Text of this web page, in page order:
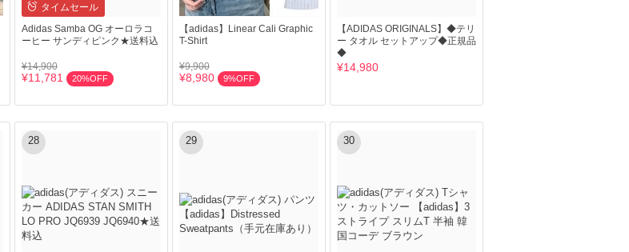
タイムセール
Adidas Samba OG オーロラコ
ーヒー サンディピンク★送料込
¥14,900
¥11,781 20%OFF
【adidas】Linear Cali Graphic
T-Shirt
¥9,900
¥8,980 9%OFF
【ADIDAS ORIGINALS】◆テリ
ー タオル セットアップ◆正規品
◆
¥14,980
28 29 30